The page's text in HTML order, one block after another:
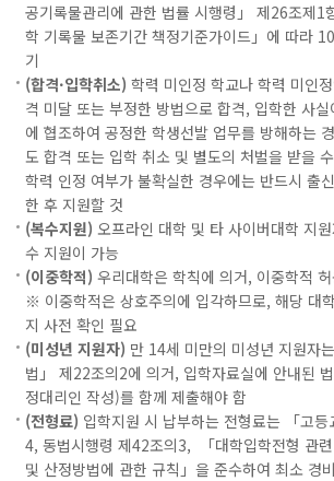
공기록물관리에 관한 법률 시행령」 제26조제
학 기록물 보존기간 책정기준가이드」에 따라
기
(합격·입학취소) 학력 미인정 학교나 학력 미인
격 미달 또는 부정한 방법으로 합격, 입학한 사
에 협조하여 공정한 학생선발 업무를 방해하는
도 합격 또는 입학 취소 및 별도의 처벌을 받을
학력 인정 여부가 불확실한 경우에는 반드시 출
한 후 지원할 것
(복수지원) 오프라인 대학 및 타 사이버대학 지
수 지원이 가능
(이중학적) 우리대학은 학칙에 의거, 이중학적
※ 이중학적은 상호주의에 입각하므로, 해당 대
지 사전 확인 필요
(미성년 지원자) 만 14세 미만의 미성년 지원자
법」 제22조의2에 의거, 입학자료실에 안내된
정대리인 작성)를 함께 제출해야 함
(전형료) 입학지원 시 납부하는 전형료는 「고
4, 동법시행령 제42조의3, 「대학입학전형 관
및 산정방법에 관한 규칙」을 준수하여 최소 경